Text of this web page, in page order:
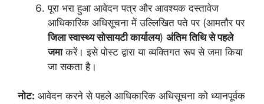
पूरा भरा हुआ आवेदन पत्र और आवश्यक दस्तावेज
आधिकारिक अधिसूचना में उल्लिखित पते पर (आमतौर पर
जिला स्वास्थ्य सोसायटी कार्यालय) अंतिम तिथि से पहले
जमाकरें। इसे पोस्ट द्वारा या व्यक्तिगत रूप से जमा किया
जा सकता है।
नोट: आवेदन करने से पहले आधिकारिक अधिसूचना को ध्यानपूर्वक